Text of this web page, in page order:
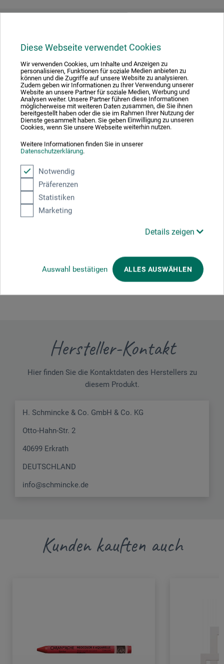
Diese Webseite verwendet Cookies
Wir verwenden Cookies, um Inhalte und Anzeigen zu
personalisieren, Funktionen für soziale Medien anbieten zu
können und die Zugriffe auf unsere Website zu analysieren.
Zudem geben wir Informationen zu Ihrer Verwendung unserer
Website an unsere Partner für soziale Medien, Werbung und
Analysen weiter. Unsere Partner führen diese Informationen
möglicherweise mit weiteren Daten zusammen, die Sie ihnen
bereitgestellt haben oder die sie im Rahmen Ihrer Nutzung der
Dienste gesammelt haben. Sie geben Einwilligung zu unseren
Cookies, wenn Sie unsere Webseite weiterhin nutzen.
Weitere Informationen finden Sie in unserer
Datenschutzerklärung.
Notwendig
Präferenzen
Statistiken
Marketing
Details zeigen
Auswahl bestätigen ALLES AUSWÄHLEN
Downloads
Hier finden Sie wichtige Dokumente und Dateien zu
diesem Produkt.
Sicherheitsdatenblatt
DE_Schmincke_Aquarell-Pastell-
Produktbewertungen (0)
JETZT PRODUKT BEWERTEN
Hersteller-Kontakt
Hier finden Sie die Kontaktdaten des Herstellers zu
diesem Produkt.
H. Schmincke & Co. GmbH & Co. KG
Otto-Hahn-Str. 2
40699 Erkrath
DEUTSCHLAND
info@schmincke.de
Kunden kauften auch